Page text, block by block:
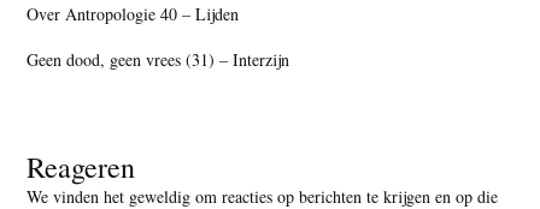
Over Antropologie 40 – Lijden
Geen dood, geen vrees (31) – Interzijn
Reageren
We vinden het geweldig om reacties op berichten te krijgen en op die